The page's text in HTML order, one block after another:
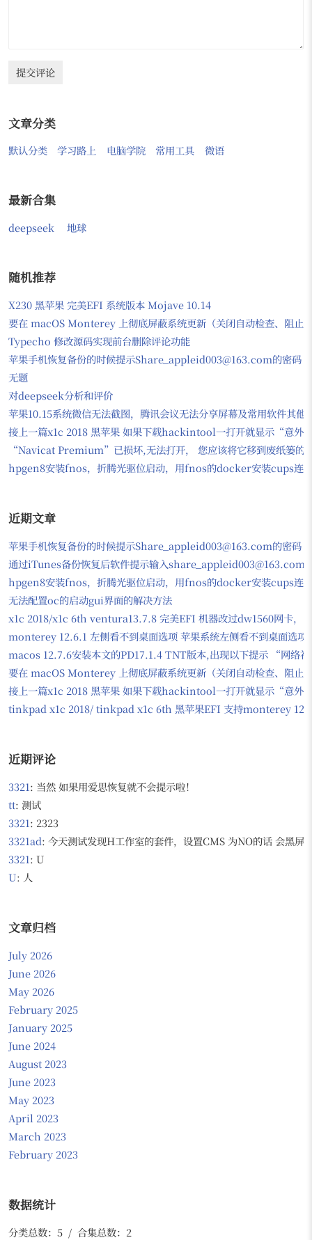
提交评论
文章分类
默认分类 学习路上 电脑学院 常用工具 微语
最新合集
deepseek 地球
随机推荐
X230 黑苹果 完美EFI 系统版本 Mojave 10.14
要在 macOS Monterey 上彻底屏蔽系统更新（关闭自动检查、阻止
Typecho 修改源码实现前台删除评论功能
苹果手机恢复备份的时候提示Share_appleid003@163.com的密码
无题
对deepseek分析和评价
苹果10.15系统微信无法截图，腾讯会议无法分享屏幕及常用软件其
接上一篇x1c 2018 黑苹果 如果下载hackintool一打开就显示“意外
“Navicat Premium”已损坏,无法打开， 您应该将它移到废纸篓的
hpgen8安装fnos，折腾光驱位启动，用fnos的docker安装cups连
近期文章
苹果手机恢复备份的时候提示Share_appleid003@163.com的密码
通过iTunes备份恢复后软件提示输入share_appleid003@163.com
hpgen8安装fnos，折腾光驱位启动，用fnos的docker安装cups连
无法配置oc的启动gui界面的解决方法
x1c 2018/x1c 6th ventura13.7.8 完美EFI 机器改过dw1560网卡，
monterey 12.6.1 左侧看不到桌面选项 苹果系统左侧看不到桌面选项
macos 12.7.6安装本文的PD17.1.4 TNT版本,出现以下提示 “网络
要在 macOS Monterey 上彻底屏蔽系统更新（关闭自动检查、阻止
接上一篇x1c 2018 黑苹果 如果下载hackintool一打开就显示“意外
tinkpad x1c 2018/ tinkpad x1c 6th 黑苹果EFI 支持monterey
近期评论
3321: 当然 如果用爱思恢复就不会提示啦！
tt: 测试
3321: 2323
3321ad: 今天测试发现H工作室的套件，设置CMS 为NO的话 会黑屏
3321: U
U: 人
文章归档
July 2026
June 2026
May 2026
February 2025
January 2025
June 2024
August 2023
June 2023
May 2023
April 2023
March 2023
February 2023
数据统计
分类总数：5 / 合集总数：2